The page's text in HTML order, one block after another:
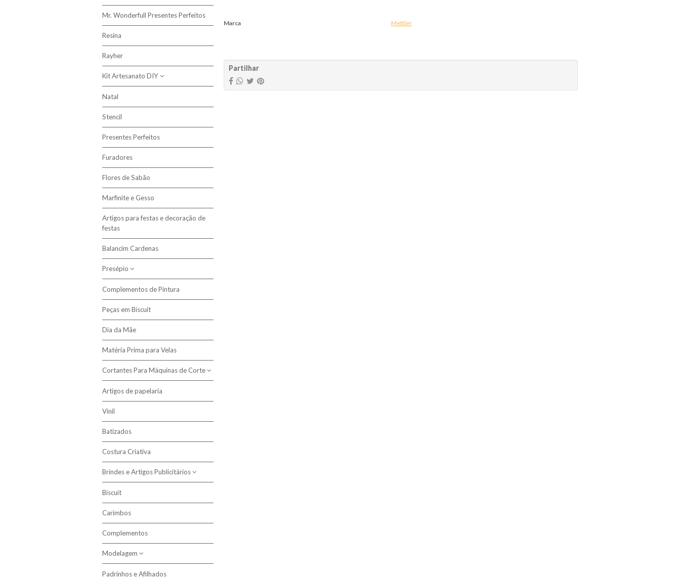
Mr. Wonderfull Presentes Perfeitos
Resina
Rayher
Kit Artesanato DIY
Kits Artesanato Infantis
Natal
Stencil
Presentes Perfeitos
Furadores
Flores de Sabão
Marfinite e Gesso
Artigos para festas e decoração de
festas
Balancim Cardenas
Presépio
Presépio Biscuit
Complementos de Pintura
Peças em Biscuit
Dia da Mãe
Matéria Prima para Velas
Cortantes Para Máquinas de Corte
Cortantes de Caixas
Artigos de papelaria
Vinil
Batizados
Costura Criativa
Brindes e Artigos Publicitários
Sublimação
Biscuit
Carimbos
Complementos
Modelagem
Pasta Modelar
Padrinhos e Afilhados
Marca Mettler
Partilhar